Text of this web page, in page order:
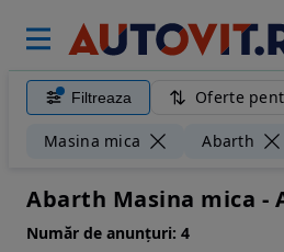
Filtreaza Oferte
Masina mica Abarth
Abarth Masina mica -
Număr de anunțuri: 4